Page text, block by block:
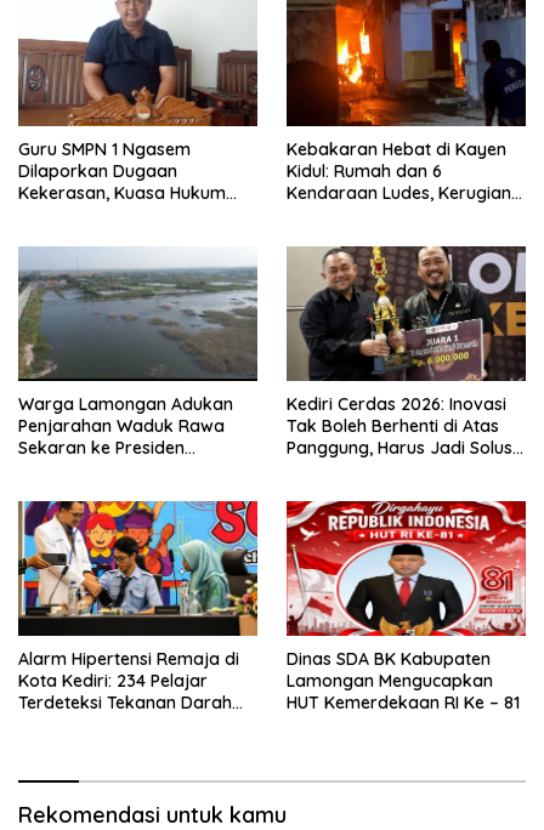
Guru SMPN 1 Ngasem
Dilaporkan Dugaan
Kekerasan, Kuasa Hukum
Kebakaran Hebat di Kayen
Kidul: Rumah dan 6
Kendaraan Ludes, Kerugian
Warga Lamongan Adukan
Penjarahan Waduk Rawa
Sekaran ke Presiden
Kediri Cerdas 2026: Inovasi
Tak Boleh Berhenti di Atas
Panggung, Harus Jadi Solusi
Alarm Hipertensi Remaja di
Kota Kediri: 234 Pelajar
Terdeteksi Tekanan Darah
Dinas SDA BK Kabupaten
Lamongan Mengucapkan
HUT Kemerdekaan RI Ke – 81
Rekomendasi untuk kamu